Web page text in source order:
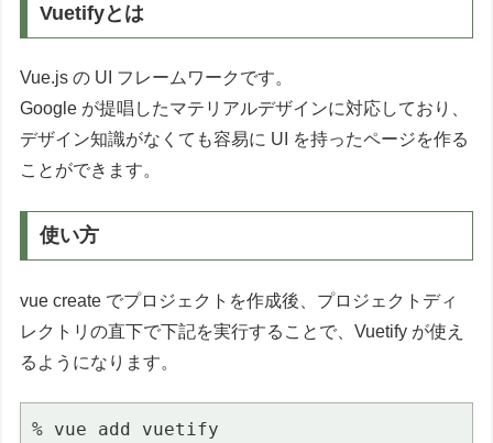
Vuetifyとは
Vue.js の UI フレームワークです。
Google が提唱したマテリアルデザインに対応しており、
デザイン知識がなくても容易に UI を持ったページを作る
ことができます。
使い方
vue create でプロジェクトを作成後、プロジェクトディ
レクトリの直下で下記を実行することで、Vuetify が使え
るようになります。
% vue add vuetify